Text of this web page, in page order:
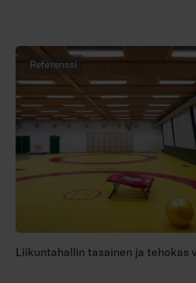
Referenssi
Liikuntahallin tasainen ja tehokas